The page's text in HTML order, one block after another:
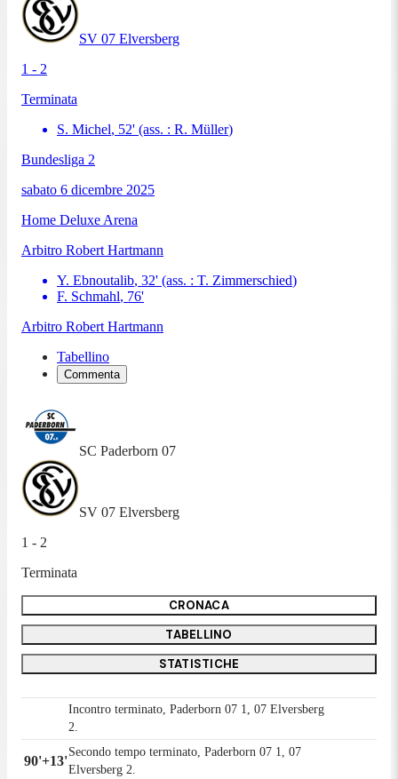
SV 07 Elversberg
1 - 2
Terminata
S. Michel, 52' (ass. : R. Müller)
Bundesliga 2
sabato 6 dicembre 2025
Home Deluxe Arena
Arbitro Robert Hartmann
Y. Ebnoutalib, 32' (ass. : T. Zimmerschied)
F. Schmahl, 76'
Arbitro Robert Hartmann
Tabellino
Commenta
SC Paderborn 07
SV 07 Elversberg
1 - 2
Terminata
CRONACA
TABELLINO
STATISTICHE
Incontro terminato, Paderborn 07 1, 07 Elversberg
2.
90'+13'
Secondo tempo terminato, Paderborn 07 1, 07
Elversberg 2.